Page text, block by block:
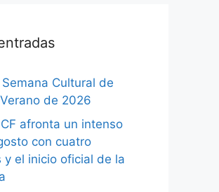
Cultural de
de 2026
afronta un intenso
con cuatro
y el inicio oficial de la